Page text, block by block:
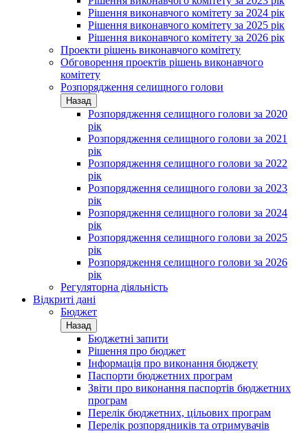
Рішення виконавчого комітету за 2024 рік
Рішення виконавчого комітету за 2025 рік
Рішення виконавчого комітету за 2026 рік
Проекти рішень виконавчого комітету
Обговорення проектів рішень виконавчого
комітету
Розпорядження селищного голови
Назад
Розпорядження селищного голови за 2020
рік
Розпорядження селищного голови за 2021
рік
Розпорядження селищного голови за 2022
рік
Розпорядження селищного голови за 2023
рік
Розпорядження селищного голови за 2024
рік
Розпорядження селищного голови за 2025
рік
Розпорядження селищного голови за 2026
рік
Регуляторна діяльність
Відкриті дані
Бюджет
Назад
Бюджетні запити
Рішення про бюджет
Інформація про виконання бюджету
Паспорти бюджетних програм
Звіти про виконання паспортів бюджетних
програм
Перелік бюджетних, цільових програм
Перелік розпорядників та отримувачів